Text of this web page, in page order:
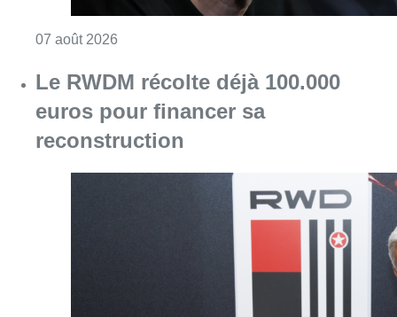
07 août 2026
Le RWDM récolte déjà 100.000
euros pour financer sa
reconstruction